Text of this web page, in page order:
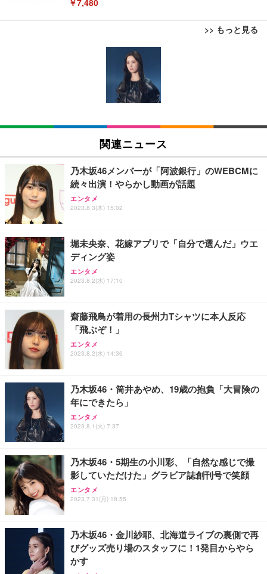
>> もっと見る
[EdoErgo] オフィスチェア 椅子 テレワーク 疲れな
い 跳ね上げ式アームレスト コンパクト 約105度ロッ
キング pc 事務椅子 360度回転 座面昇降 強化ナイロ
ン樹脂ベース 通気性メッシュ 在宅ワーク H-WY01
(黒網+黒枠+黒足)
SIHOO B100 オフィスチェア／デスクチェア メッシ
ュチェア 人間工学 疲れない ブラック
￥27,999
Sezlife オフィスチェア デスクチェア 疲れない テレ
ワーク チェア 強化バックレスト 30度ロッキング機
能 人間工学 椅子 腰サポート 90度跳ね上げ式アーム
ョン PCチェア 通気性メッシュ ゲーミング/勉強/事
務用 おしゃれ パソコンチェア (ブラック)
Sezlife オフィスチェア デスクチェア 疲れない テレ
ワーク チェア 強化バックレスト 30度ロッキング機
能 人間工学 椅子 腰サポート 90度跳ね上げ式アーム
務用 おしゃれ パソコンチェア (ホワイト)
ANDWINT オフィスチェア デスクチェア 肘なし メ
ッシュ 通気性 ランバーサポート付き 腰サポート ガ
ス圧無段階昇降 360度回転 キャスター付き コンパク
EIZO ビジネス向けプレミアムモニター | FlexScan
EV3240X-WT | 31.5型4K UHD・USB Type-C・ホワ
EIZO ビジネス向けプレミアムモニター | FlexScan
￥109,572
【純正品】27"ゲーミングモニター DualSense 充電
フック付き（CFI-ZDM1J）
【整備済み品】Dell E2724HS 27インチ 液晶モニタ
ー フルHD（1920×1080）VA 非光沢 HDMI/DisplayP
ort/VGA スピーカー内蔵 高さ調整 スイベル VESA対
【MiniLED/24.5inch/280Hz/FHD】GRAPHT THE S
HOOTER Gaming Monitor 24” Essential ゲーミン
グモニター QD 24.5インチ 1ms FHD 量子ドット 残
Amazonベーシック ペットシーツ 薄型 レギュラー 1
回使い捨て 無香料 ホワイト 300枚
Amazonベーシック ペットシーツ 厚型 ワイド 42枚
x2袋(84枚) ホワイト(吸収面:ライトブルー)
￥3,234
ネオ・ルーライフ ネオ・オムツ L 中型犬用 26枚入
り 単品
Smart Basic(スマートベーシック) 【Amazon.co.jp
限定】 Smart Basic アイリスオーヤマ ペットシーツ
超厚型 お徳用 ワイド 100枚入 (x 1) (ケース販売)
アイリスオーヤマ ペットシーツ 超厚型 お徳用 レギ
ュラー 200枚入【Amazon.co.jp限定】
関連ニュース
乃木坂46メンバーが「阿波銀行」のWEBCMに
続々出演！やらかし動画が話題
エンタメ
2023.8.3(木) 15:02
堀未央奈、花嫁アプリで「自分で選んだ」ウエ
ディング姿
エンタメ
2023.8.2(水) 17:10
齋藤飛鳥が着用の長州力Tシャツに本人反応
「飛ぶぞ！」
エンタメ
2023.8.2(水) 14:36
乃木坂46・筒井あやめ、19歳の抱負「大冒険の
年にできたら」
エンタメ
2023.8.1(火) 7:37
乃木坂46・5期生の小川彩、「自然な感じで撮
影していただけた」グラビア誌創刊号で笑顔
エンタメ
2023.7.31(月) 18:55
乃木坂46・金川紗耶、北海道ライブの裏側で再
びグッズ売り場のスタッフに！1発目からやら
かす